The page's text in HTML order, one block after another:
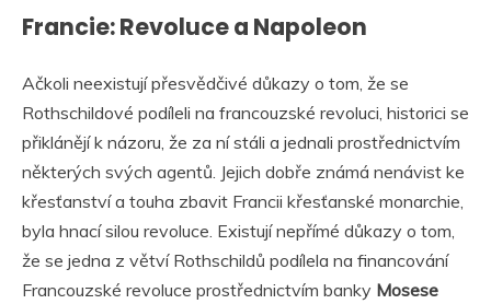
Francie: Revoluce a Napoleon
Ačkoli neexistují přesvědčivé důkazy o tom, že se
Rothschildové podíleli na francouzské revoluci, historici se
přiklánějí k názoru, že za ní stáli a jednali prostřednictvím
některých svých agentů. Jejich dobře známá nenávist ke
křesťanství a touha zbavit Francii křesťanské monarchie,
byla hnací silou revoluce. Existují nepřímé důkazy o tom,
že se jedna z větví Rothschildů podílela na financování
Francouzské revoluce prostřednictvím banky Mosese